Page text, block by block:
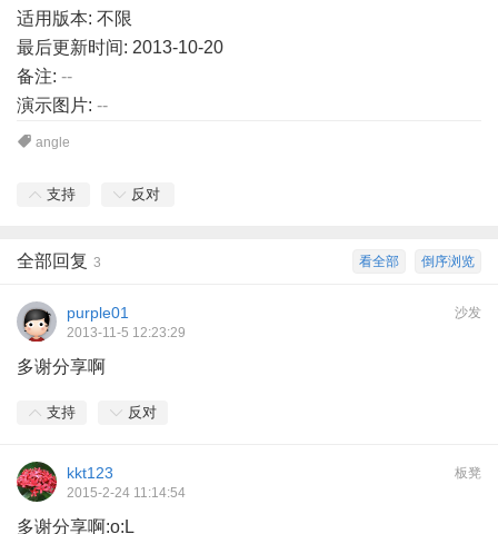
适用版本: 不限
最后更新时间: 2013-10-20
备注: --
演示图片: --
angle
支持 反对
倒序浏览
看全部
全部回复 3
沙发
purple01
2013-11-5 12:23:29
多谢分享啊
支持 反对
板凳
kkt123
2015-2-24 11:14:54
多谢分享啊:o:L